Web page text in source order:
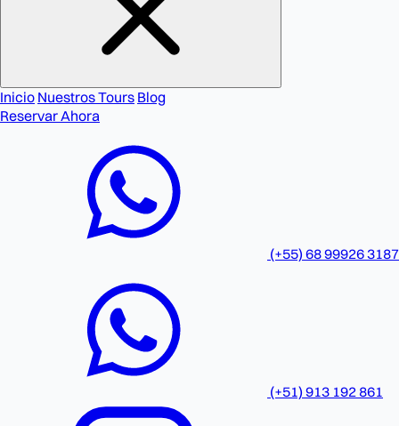
Inicio Nuestros Tours Blog
Reservar Ahora
(+55) 68 99926 3187
(+51) 913 192 861